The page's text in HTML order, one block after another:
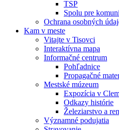
TSP
Spolu pre
Ochrana osobných
Kam v meste
Vitajte v Tisovci
Interaktívna mapa
Informačné centrum
Pohľadnice
Propagačné
Mestské múzeum
Expozícia v
Odkazy histórie
Železiarstvo a
Významné podujatia